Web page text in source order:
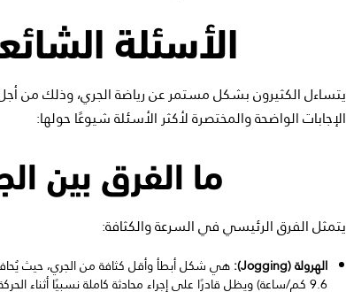
الأسئلة
يتساءل الكثيرون بشكل مستمر عن رياضة الجري، وذلك من
الإجابات الواضحة والمختصرة لأكثر الأسئلة شيوعًا حولها:
ما الفرق بين
يتمثل الفرق الرئيسي في السرعة والكثافة:
الهرولة (Jogging):
9.6 كم/ساعة) ويظل قادرًا على إجراء محادثة كاملة نسبيًا أثناء الحركة، لهذا تلجأ الأغلبية للهرولة غالبًا للإحماء أو الاستشفاء.